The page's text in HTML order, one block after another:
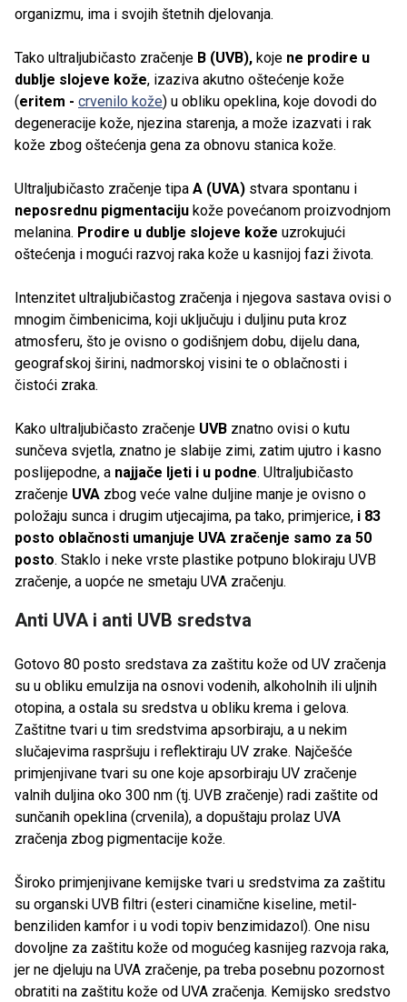
organizmu, ima i svojih štetnih djelovanja.
Tako ultraljubičasto zračenje B (UVB), koje ne prodire u
dublje slojeve kože, izaziva akutno oštećenje kože
(eritem - crvenilo kože) u obliku opeklina, koje dovodi do
degeneracije kože, njezina starenja, a može izazvati i rak
kože zbog oštećenja gena za obnovu stanica kože.
Ultraljubičasto zračenje tipa A (UVA) stvara spontanu i
neposrednu pigmentaciju kože povećanom proizvodnjom
melanina. Prodire u dublje slojeve kože uzrokujući
oštećenja i mogući razvoj raka kože u kasnijoj fazi života.
Intenzitet ultraljubičastog zračenja i njegova sastava ovisi o
mnogim čimbenicima, koji uključuju i duljinu puta kroz
atmosferu, što je ovisno o godišnjem dobu, dijelu dana,
geografskoj širini, nadmorskoj visini te o oblačnosti i
čistoći zraka.
Kako ultraljubičasto zračenje UVB znatno ovisi o kutu
sunčeva svjetla, znatno je slabije zimi, zatim ujutro i kasno
poslijepodne, a najjače ljeti i u podne. Ultraljubičasto
zračenje UVA zbog veće valne duljine manje je ovisno o
položaju sunca i drugim utjecajima, pa tako, primjerice, i 83
posto oblačnosti umanjuje UVA zračenje samo za 50
posto. Staklo i neke vrste plastike potpuno blokiraju UVB
zračenje, a uopće ne smetaju UVA zračenju.
Anti UVA i anti UVB sredstva
Gotovo 80 posto sredstava za zaštitu kože od UV zračenja
su u obliku emulzija na osnovi vodenih, alkoholnih ili uljnih
otopina, a ostala su sredstva u obliku krema i gelova.
Zaštitne tvari u tim sredstvima apsorbiraju, a u nekim
slučajevima raspršuju i reflektiraju UV zrake. Najčešće
primjenjivane tvari su one koje apsorbiraju UV zračenje
valnih duljina oko 300 nm (tj. UVB zračenje) radi zaštite od
sunčanih opeklina (crvenila), a dopuštaju prolaz UVA
zračenja zbog pigmentacije kože.
Široko primjenjivane kemijske tvari u sredstvima za zaštitu
su organski UVB filtri (esteri cinamične kiseline, metil-
benziliden kamfor i u vodi topiv benzimidazol). One nisu
dovoljne za zaštitu kože od mogućeg kasnijeg razvoja raka,
jer ne djeluju na UVA zračenje, pa treba posebnu pozornost
obratiti na zaštitu kože od UVA zračenja. Kemijsko sredstvo